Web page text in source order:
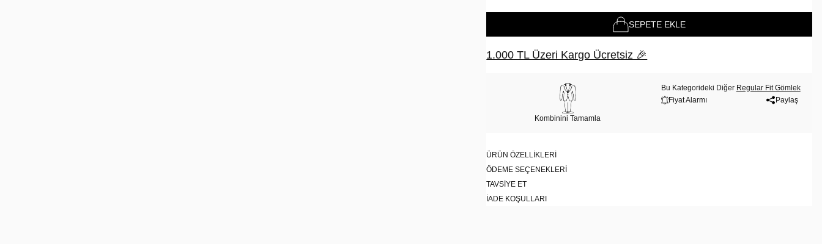
SEPETE EKLE
1.000 TL Üzeri Kargo Ücretsiz 🎉
Kombinini Tamamla
Bu Kategorideki Diğer Regular Fit Gömlek
Fiyat Alarmı
Paylaş
ÜRÜN ÖZELLIKLERI
ÖDEME SEÇENEKLERI
TAVSIYE ET
İADE KOŞULLARI